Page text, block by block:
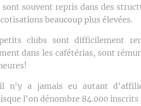
souvent repris dans des
beaucoup plus élevées.
clubs sont difficilement
dans les cafétérias, sont
il n'y a jamais eu autant
l'on dénombre 84.000 inscrits